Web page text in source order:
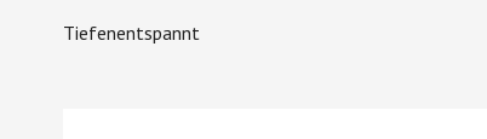
Tiefenentspannt